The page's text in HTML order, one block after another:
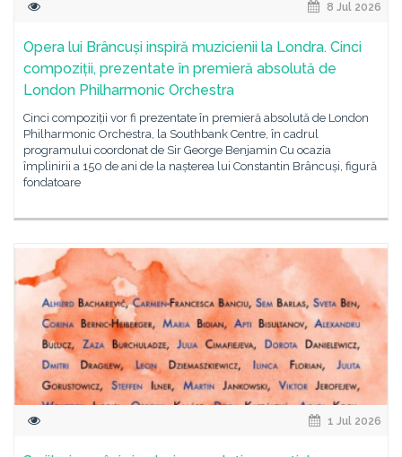
8 Jul 2026
Opera lui Brâncuși inspiră muzicienii la Londra. Cinci
compoziții, prezentate în premieră absolută de
London Philharmonic Orchestra
Cinci compoziții vor fi prezentate în premieră absolută de London
Philharmonic Orchestra, la Southbank Centre, în cadrul
programului coordonat de Sir George Benjamin Cu ocazia
împlinirii a 150 de ani de la nașterea lui Constantin Brâncuși, figură
fondatoare
1 Jul 2026